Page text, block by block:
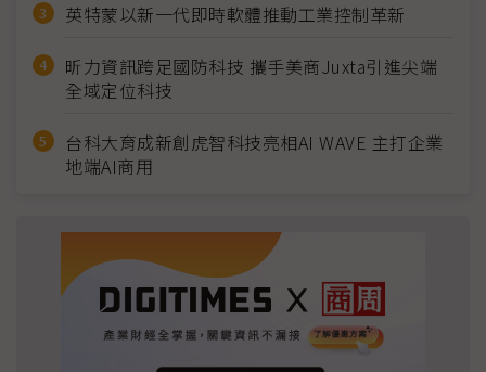
英特蒙以新一代即時軟體推動工業控制革新
昕力資訊跨足國防科技 攜手美商Juxta引進尖端
全域定位科技
台科大育成新創虎智科技亮相AI WAVE 主打企業
地端AI商用